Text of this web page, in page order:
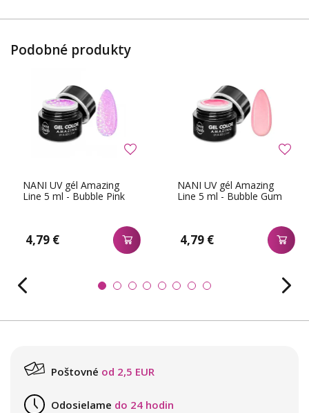
Podobné produkty
NANI UV gél Amazing
Line 5 ml - Bubble Pink
4,79 €
NANI UV gél Amazing
Line 5 ml - Bubble Gum
4,79 €
Poštovné od 2,5 EUR
Odosielame do 24 hodin